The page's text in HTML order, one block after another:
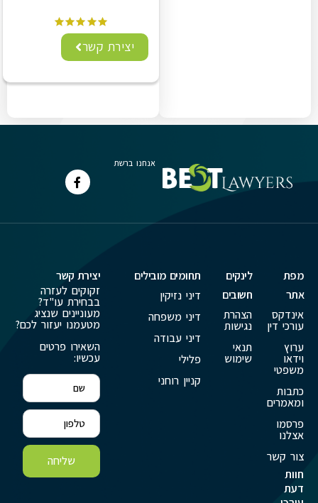
יצירת קשר
אנחנו ברשת
מפת
אתר
אינדקס
עורכי דין
ערוץ
וידאו
משפטי
כתבות
ומאמרים
פרסמו
אצלנו
צור קשר
חוות
דעת
לינקים
חשובים
הצהרת
נגישות
תנאי
שימוש
תחומים מובילים
דיני נזיקין
דיני משפחה
דיני עבודה
פלילי
קניין רוחני
יצירת קשר
זקוקים לעזרה
בבחירת עו"ד?
מעוניינים שנציג
מטעמנו יעזור לכם?
השאירו פרטים
עכשיו:
שליחה